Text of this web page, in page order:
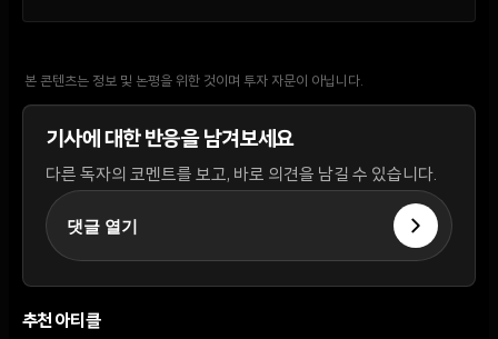
본 콘텐츠는 정보 및 논평을 위한 것이며 투자 자문이 아닙니다.
기사에 대한 반응을 남겨보세요
다른 독자의 코멘트를 보고, 바로 의견을 남길 수 있습니다.
댓글 열기
추천 아티클